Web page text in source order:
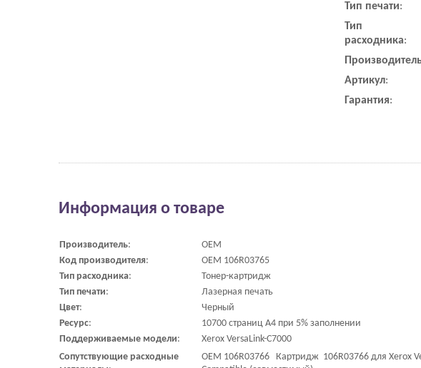
Тип печати:
Тип
расходника:
Артикул:
Гарантия:
Информация о товаре
Производитель:
OEM
Код производителя:
OEM 106R03765
Тип расходника:
Тонер-картридж
Тип печати:
Лазерная печать
Цвет:
Черный
Ресурс:
10700 страниц A4 при 5% заполнении
Поддерживаемые модели:
Xerox VersaLink-C7000
Сопутствующие расходные
OEM 106R03766 Картридж 106R03766 для Xerox